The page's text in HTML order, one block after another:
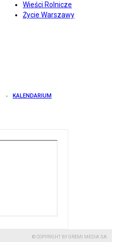
Wieści Rolnicze
Życie Warszawy
KALENDARIUM
© COPYRIGHT BY GREMI MEDIA SA